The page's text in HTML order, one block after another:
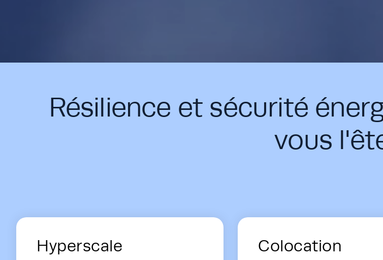
Résilience et sécurité
vous
Energy Hub - Data Centers - Solutions - Card Row
Hyperscale Colocation